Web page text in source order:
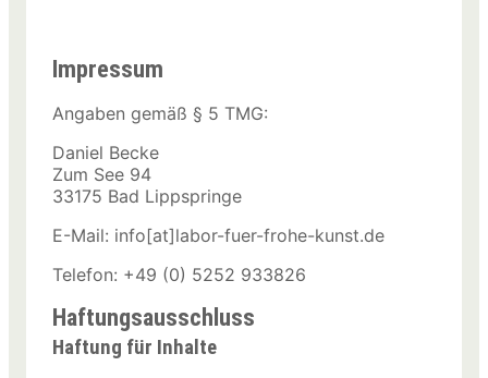
Impressum
Angaben gemäß § 5 TMG:
Daniel Becke
Zum See 94
33175 Bad Lippspringe
E-Mail: info[at]labor-fuer-frohe-kunst.de
Telefon: +49 (0) 5252 933826
Haftungsausschluss
Haftung für Inhalte